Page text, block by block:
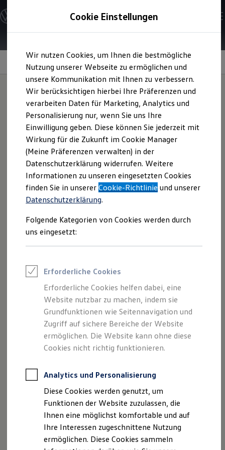
Hauptinhalt
springen
Footer
springen
Modelle & Konfigurator
Nutzfahrzeugkategorien entdecken
Modelle konfigurieren
Vorgängermodelle und Oldtimer
Vorgängermodelle
Oldtimer
Bulli Historie
Branchenlösungen & Gewerbekunden
Umbaulösungen und Hersteller finden
Auf- und Umbauten entdecken & konfigurieren
Groß- und Sonderkunden
Großkunden
Kommunen & Behörden
Journalisten
Sportvereine
Branchenlösungen
Bau & Handwerk
Gewerbliche Personenbeförderung
Service & mobile Werkstätten
Kurier, Logistik & Handel
Feuerwehr
Rettungsdienste
ONE Business ID Vorteile
Fahrzeugsuche & Marktplatz
Digitaler Marktplatz
Kauf & Finanzierung
Online-Fahrzeugbewertung
Aktionen & Angebote
E-Auto-Förderung
Für Privatkunden
Für Gewerbekunden
Profi Paket
TopDeal
Zertifizierte Gebrauchtwagen
Für Privatkunden
Für Gewerbekunden
Leasing
Für Privatkunden
Für Gewerbekunden
Versicherungen & Garantien
Garantien
Live-Empfehlungen
Tanken und Sparen
immer im Blick
Mit den kostenlosenLive-Empfehlungen
von
Volkswagenerhalten Sie ganz bequem standortbezogene
Angebote direkt auf Ihr Infotainment-Display. Über die
Detailansicht im In-Car Shop können Sie sich näher
informieren und sich bei Interesse direkt zum Anbieter
Ein besonderes Highlight ist der DienstTankempfehlung
Sinkt Ihre Restreichweite, erhalten Sie rechtzeitig eine
Empfehlung für eine nahegelegene Tankstelle – oft mit
zusätzlichen Vorteilen wie einem Rabatt oder einem Gratis-
Kaffee. Und das Beste: Mit einem aktiven VW Connect
Vertrag steht Ihnen dieser Service automatisch zur
Cookie Einstellungen
Wir nutzen Cookies, um Ihnen die bestmögliche
Nutzung unserer Webseite zu ermöglichen und
unsere Kommunikation mit Ihnen zu verbessern.
Wir berücksichtigen hierbei Ihre Präferenzen und
verarbeiten Daten für Marketing, Analytics und
Personalisierung nur, wenn Sie uns Ihre
Einwilligung geben. Diese können Sie jederzeit mit
Wirkung für die Zukunft im Cookie Manager
(Meine Präferenzen verwalten) in der
Datenschutzerklärung widerrufen. Weitere
Informationen zu unseren eingesetzten Cookies
finden Sie in unsererCookie-Richtlinie und unserer
Datenschutzerklärung.
Folgende Kategorien von Cookies werden durch
uns eingesetzt:
Erforderliche Cookies
Erforderliche Cookies helfen dabei, eine
Website nutzbar zu machen, indem sie
Grundfunktionen wie Seitennavigation und
Zugriff auf sichere Bereiche der Website
ermöglichen. Die Website kann ohne diese
Cookies nicht richtig funktionieren.
Analytics und Personalisierung
Diese Cookies werden genutzt, um
Funktionen der Website zuzulassen, die
Ihnen eine möglichst komfortable und auf
Ihre Interessen zugeschnittene Nutzung
ermöglichen. Diese Cookies sammeln